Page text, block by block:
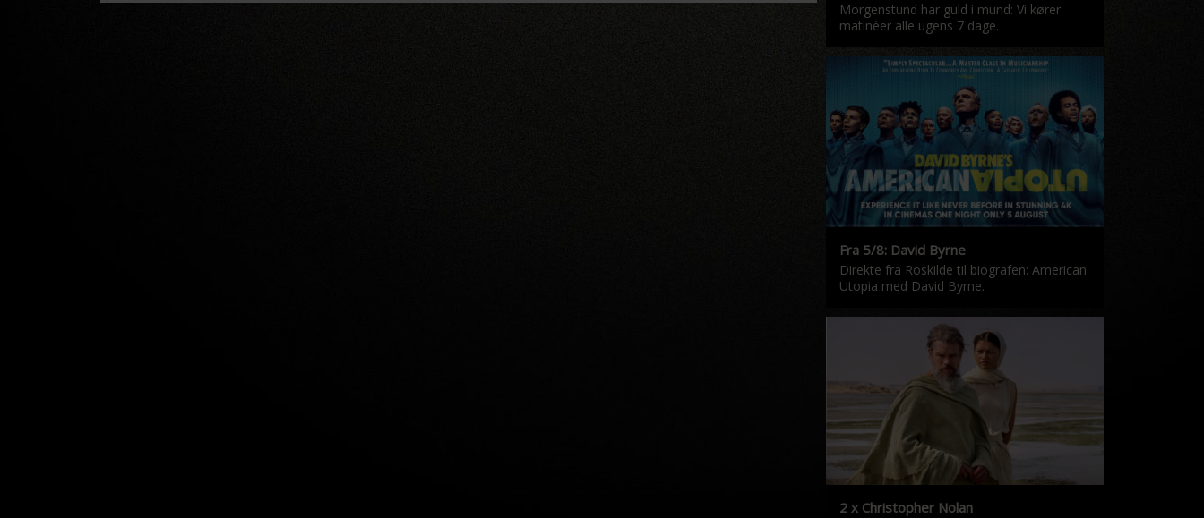
Morgenstund har guld i mund: Vi kører
matinéer alle ugens 7 dage.
Fra 5/8: David Byrne
Direkte fra Roskilde til biografen: American
Utopia med David Byrne.
2 x Christopher Nolan